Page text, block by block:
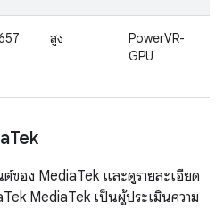
สูง
PowerVR-
GPU
Tek
ของ MediaTek และดูรายละเอียด
MediaTek เป็นผู้ประเมินความ